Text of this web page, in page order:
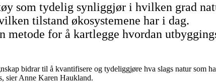
som tydelig synliggjør i hvilken grad
tilstand økosystemene har i dag.
metode for å kartlegge hvordan
bidrar til å kvantifisere og tydeliggjøre hva slags natur som
sier Anne Karen Haukland.